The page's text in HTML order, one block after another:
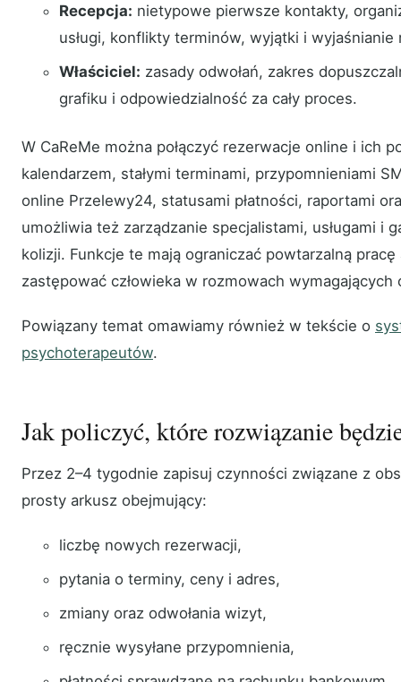
Recepcja: nietypowe pierwsze kontakty,
usługi, konflikty terminów, wyjątki i wyjaśnianie
Właściciel: zasady odwołań, zakres
grafiku i odpowiedzialność za cały proces.
W CaReMe można połączyć rezerwacje online i ich
kalendarzem, stałymi terminami, przypomnieniami
online Przelewy24, statusami płatności, raportami
umożliwia też zarządzanie specjalistami, usługami i
kolizji. Funkcje te mają ograniczać powtarzalną
zastępować człowieka w rozmowach wymagających
Powiązany temat omawiamy również w tekście o
psychoterapeutów.
Jak policzyć, które rozwiązanie
Przez 2–4 tygodnie zapisuj czynności związane z
prosty arkusz obejmujący:
liczbę nowych rezerwacji,
pytania o terminy, ceny i adres,
zmiany oraz odwołania wizyt,
ręcznie wysyłane przypomnienia,